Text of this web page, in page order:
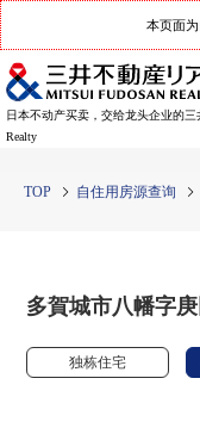
本页面为
日本不动产买卖，交给龙头企业的三
Realty
TOP 自住用房源查询
多賀城市八幡字
独栋住宅